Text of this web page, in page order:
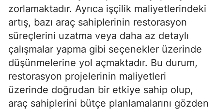
zorlamaktadır. Ayrıca işçilik maliyetlerindeki
artış, bazı araç sahiplerinin restorasyon
süreçlerini uzatma veya daha az detaylı
çalışmalar yapma gibi seçenekler üzerinde
düşünmelerine yol açmaktadır. Bu durum,
restorasyon projelerinin maliyetleri
üzerinde doğrudan bir etkiye sahip olup,
araç sahiplerini bütçe planlamalarını gözden